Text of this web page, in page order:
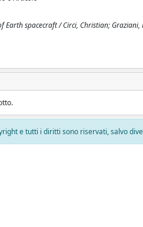
spacecraft / Circi, Christian;
e tutti i diritti sono riservati, salvo